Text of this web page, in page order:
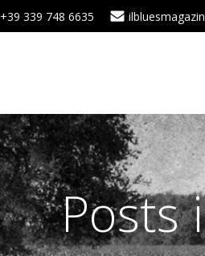
+39 339 748 6635
Posts